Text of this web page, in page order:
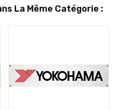
La Même Catégorie :